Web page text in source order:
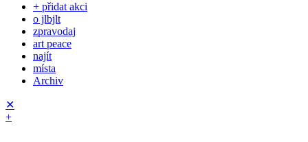
+ přidat akci
o jlbjlt
zpravodaj
art peace
najít
místa
Archiv
✕
+